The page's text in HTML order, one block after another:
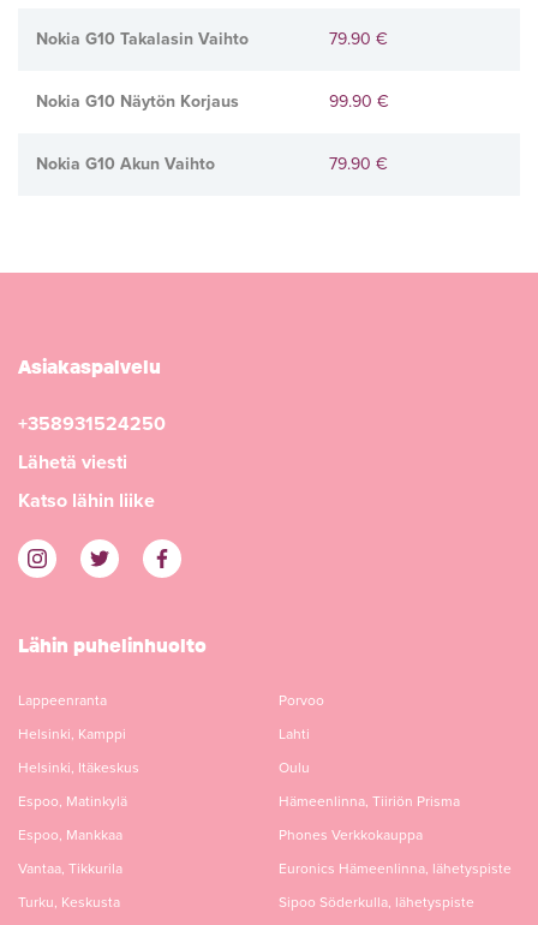
Nokia G10 Takalasin Vaihto 79.90 €
Nokia G10 Näytön Korjaus 99.90 €
Nokia G10 Akun Vaihto 79.90 €
Asiakaspalvelu
+358931524250
Lähetä viesti
Katso lähin liike
Lähin puhelinhuolto
Lappeenranta
Helsinki, Kamppi
Helsinki, Itäkeskus
Espoo, Matinkylä
Espoo, Mankkaa
Vantaa, Tikkurila
Turku, Keskusta
Porvoo
Lahti
Oulu
Hämeenlinna, Tiiriön Prisma
Phones Verkkokauppa
Euronics Hämeenlinna, lähetyspiste
Sipoo Söderkulla, lähetyspiste